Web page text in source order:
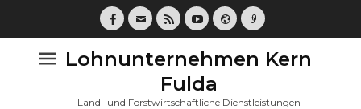
Facebook
E-
Feed YouTubeWebseite
Link
Lohnunternehmen Kern
Fulda
Land- und Forstwirtschaftliche Dienstleistungen